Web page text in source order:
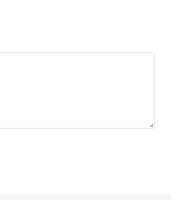
，懵懂不知事的弟
一技之长 秉承着
过的原则 程云桃撸
领下，越过越好，成
水长流美食文 有